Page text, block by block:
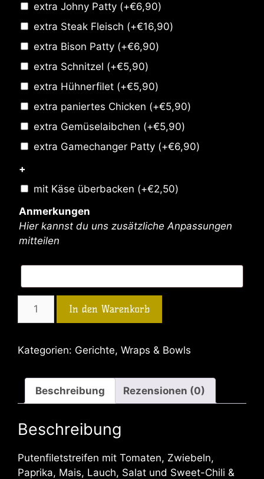
extra Johny Patty (+€6,90)
extra Steak Fleisch (+€16,90)
extra Bison Patty (+€6,90)
extra Schnitzel (+€5,90)
extra Hühnerfilet (+€5,90)
extra paniertes Chicken (+€5,90)
extra Gemüselaibchen (+€5,90)
extra Gamechanger Patty (+€6,90)
+
mit Käse überbacken (+€2,50)
Anmerkungen
Hier kannst du uns zusätzliche Anpassungen
mitteilen
In den Warenkorb
Kategorien: Gerichte, Wraps & Bowls
Beschreibung Rezensionen (0)
Beschreibung
Putenfiletstreifen mit Tomaten, Zwiebeln,
Paprika, Mais, Lauch, Salat und Sweet-Chili &